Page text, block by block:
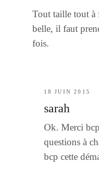
Tout taille tout à
belle, il faut
fois.
18 JUIN 2015
sarah
Ok. Merci
questions à
bcp cette